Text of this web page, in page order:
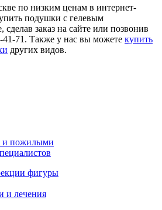
по низким ценам в интернет-
подушки с гелевым
заказ на сайте или позвонив
41-71. Также у нас вы можете купить
других видов.
и пожилыми
фигуры
и лечения